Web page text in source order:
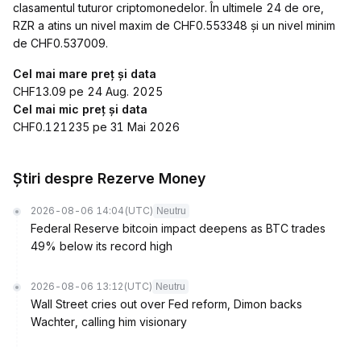
clasamentul tuturor criptomonedelor. În ultimele 24 de ore,
RZR a atins un nivel maxim de CHF0.553348 și un nivel minim
de CHF0.537009.
Cel mai mare preț și data
CHF13.09 pe 24 Aug. 2025
Cel mai mic preț și data
CHF0.121235 pe 31 Mai 2026
Știri despre Rezerve Money
2026-08-06 14:04 (UTC) Neutru
Federal Reserve bitcoin impact deepens as BTC trades
49% below its record high
2026-08-06 13:12 (UTC) Neutru
Wall Street cries out over Fed reform, Dimon backs
Wachter, calling him visionary